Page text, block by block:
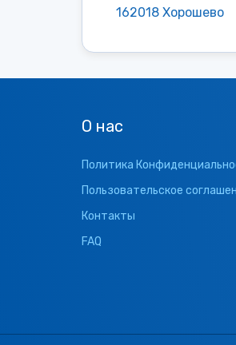
162018 Хорошево
О нас
Политика
Пользовательское
Контакты
FAQ